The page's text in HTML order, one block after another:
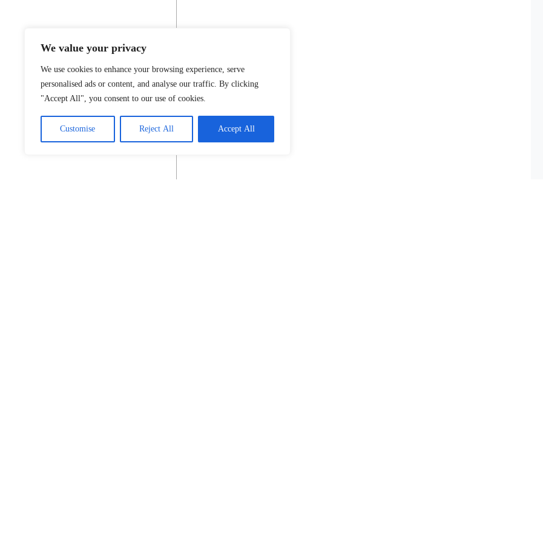
We value your privacy
We use cookies to enhance your browsing experience, serve
personalised ads or content, and analyse our traffic. By clicking
"Accept All", you consent to our use of cookies.
Customise Reject All Accept All